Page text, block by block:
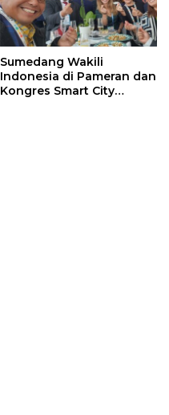
Sumedang Wakili
Indonesia di Pameran dan
Kongres Smart City